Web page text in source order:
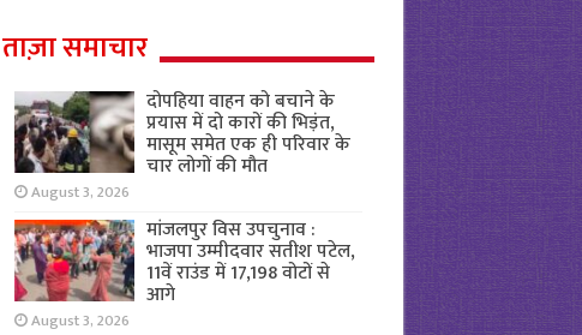
ताज़ा समाचार
दोपहिया वाहन को बचाने के
प्रयास में दो कारों की भिड़ंत,
मासूम समेत एक ही परिवार के
चार लोगों की मौत
August 3, 2026
मांजलपुर विस उपचुनाव :
भाजपा उम्मीदवार सतीश पटेल,
11वें राउंड में 17,198 वोटों से
आगे
August 3, 2026